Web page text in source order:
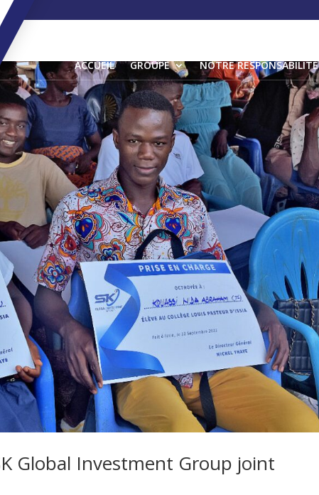
ACCUEIL GROUPE NOTRE RESPONSABILITÉ
Global Investment Group joint